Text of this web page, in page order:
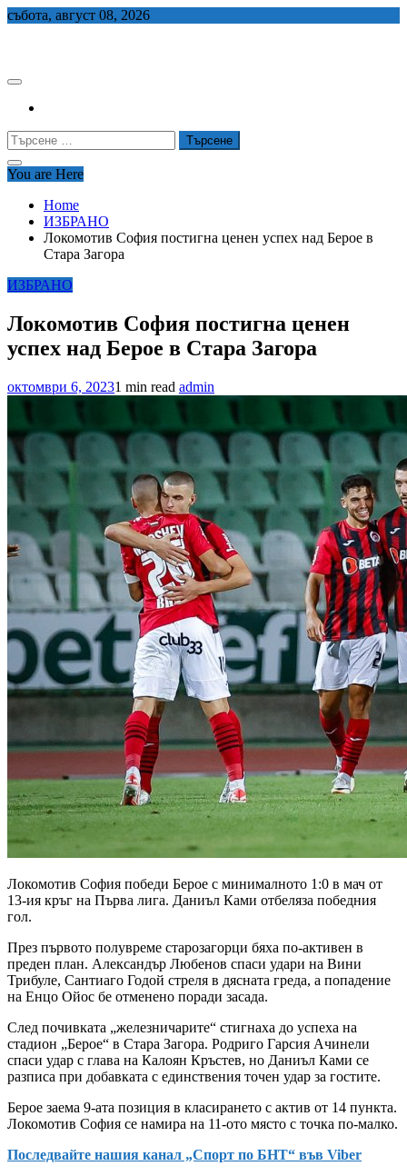
Skip
събота, август 08, 2026
Търсене
за:
You are Here
Home
ИЗБРАНО
Локомотив София постигна ценен успех над Берое в
Стара Загора
ИЗБРАНО
Локомотив София постигна ценен
успех над Берое в Стара Загора
октомври 6, 20231 min read admin
Локомотив София победи Берое с минималното 1:0 в мач от
13-ия кръг на Първа лига. Даниъл Ками отбеляза победния
гол.
През първото полувреме старозагорци бяха по-активен в
преден план. Александър Любенов спаси удари на Вини
Трибуле, Сантиаго Годой стреля в дясната греда, а попадение
на Енцо Ойос бе отменено поради засада.
След почивката „железничарите“ стигнаха до успеха на
стадион „Берое“ в Стара Загора. Родриго Гарсия Ачинели
спаси удар с глава на Калоян Кръстев, но Даниъл Ками се
разписа при добавката с единствения точен удар за гостите.
Берое заема 9-ата позиция в класирането с актив от 14 пункта.
Локомотив София се намира на 11-ото място с точка по-малко.
Последвайте нашия канал „Спорт по БНТ“ във Viber